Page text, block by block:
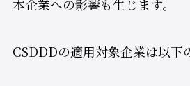
本企業への影響も生じます。
CSDDDの適用対象企業は以下